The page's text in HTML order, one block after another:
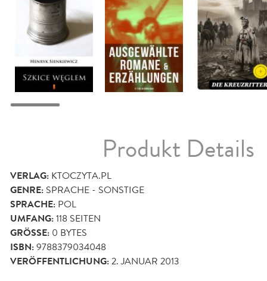
Produkt Details
VERLAG: KTOCZYTA.PL
GENRE: SPRACHE - SONSTIGE
SPRACHE: POL
UMFANG:118 SEITEN
GRÖSSE: 0 BYTES
ISBN:9788379034048
VERÖFFENTLICHUNG:2. JANUAR 2013